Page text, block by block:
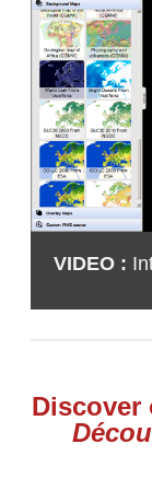
VIDEO :
Discover